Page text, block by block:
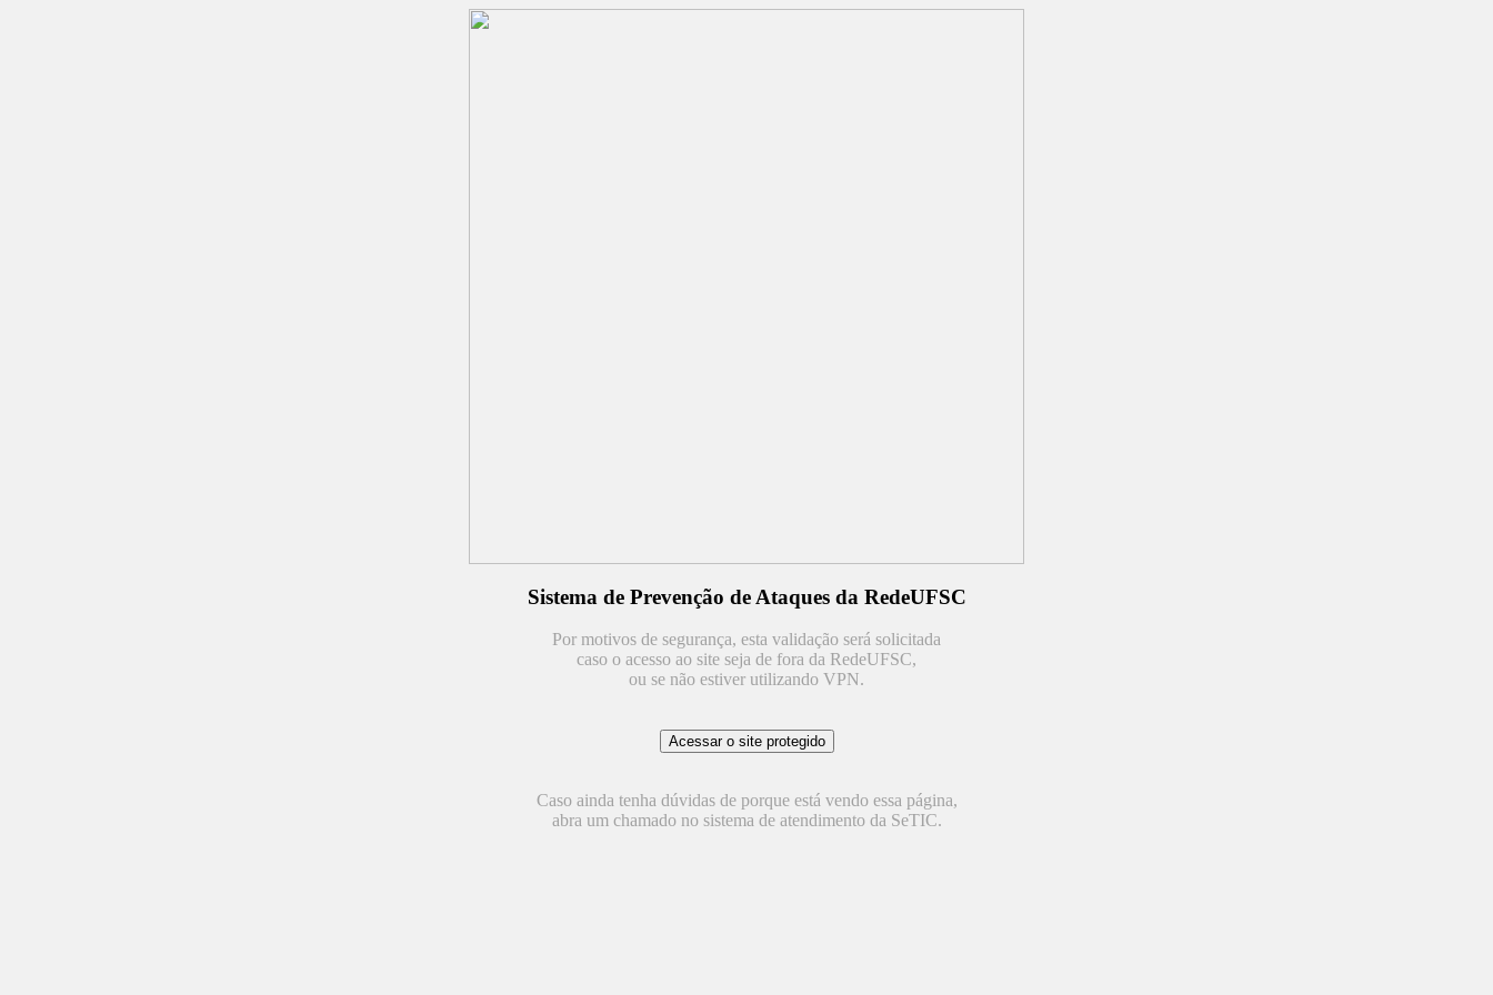
Sistema de Prevenção de Ataques da RedeUFSC
Por motivos de segurança, esta validação será solicitada
caso o acesso ao site seja de fora da RedeUFSC,
ou se não estiver utilizando VPN.
Caso ainda tenha dúvidas de porque está vendo essa página,
abra um chamado no sistema de atendimento da SeTIC.